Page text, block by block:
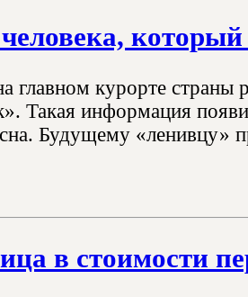
который
главном курорте
Такая информация
Будущему «ленивцу»
в стоимости